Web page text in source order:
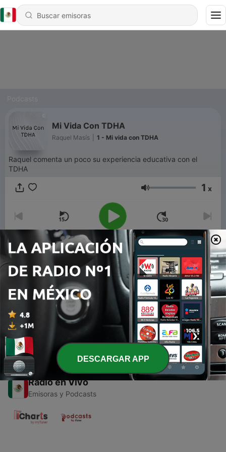
Mi Vida Con TDHA
Raquel Masís 1 - Mi vida con TDHA
Raquel comenta un poco su experiencia educativa con el
TDHA
Volumen 1 x
00:00
Episodios
1 - Mi vida con TDHA
27 oct. 2020
Radio en Vivo
Emisoras y Podcasts
DESCARGAR APP